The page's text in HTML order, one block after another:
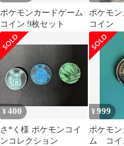
ポケモンカードゲーム
コイン 9枚セット
ポケモン
コイン
¥400
さ*く様 ポケモンコイ
ンコレクション
¥999
ポケモ
ム コイ